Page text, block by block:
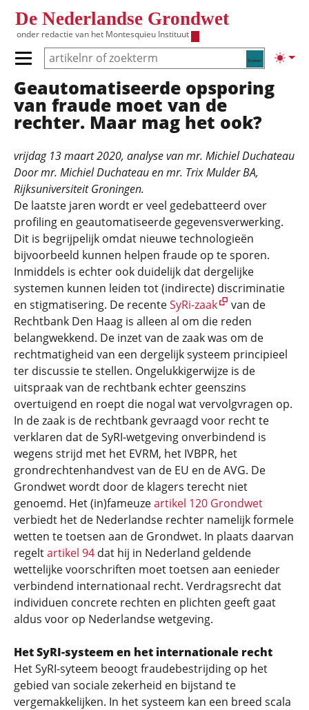
De Nederlandse Grondwet
onder redactie van het Montesquieu Instituut
Zoeken
Primair menu tonen/verbergen
Hoofdnavigatie
Geautomatiseerde opsporing
van fraude moet van de
rechter. Maar mag het ook?
vrijdag 13 maart 2020, analyse vanmr. Michiel Duchateau
Door mr. Michiel Duchateau en mr. Trix Mulder BA,
Rijksuniversiteit Groningen.
De laatste jaren wordt er veel gedebatteerd over
profiling en geautomatiseerde gegevensverwerking.
Dit is begrijpelijk omdat nieuwe technologieën
bijvoorbeeld kunnen helpen fraude op te sporen.
Inmiddels is echter ook duidelijk dat dergelijke
systemen kunnen leiden tot (indirecte) discriminatie
en stigmatisering. De recenteSyRi-zaak
van de
Rechtbank Den Haag is alleen al om die reden
belangwekkend. De inzet van de zaak was om de
rechtmatigheid van een dergelijk systeem principieel
ter discussie te stellen. Ongelukkigerwijze is de
uitspraak van de rechtbank echter geenszins
overtuigend en roept die nogal wat vervolgvragen op.
In de zaak is de rechtbank gevraagd voor recht te
verklaren dat de SyRI-wetgeving onverbindend is
wegens strijd met het EVRM, het IVBPR, het
grondrechtenhandvest van de EU en de AVG. De
Grondwet wordt door de klagers terecht niet
genoemd. Het (in)fameuzeartikel 120 Grondwet
verbiedt het de Nederlandse rechter namelijk formele
wetten te toetsen aan de Grondwet. In plaats daarvan
regeltartikel 94 dat hij in Nederland geldende
wettelijke voorschriften moet toetsen aan eenieder
verbindend internationaal recht. Verdragsrecht dat
individuen concrete rechten en plichten geeft gaat
aldus voor op Nederlandse wetgeving.
Het SyRI-systeem en het internationale recht
Het SyRI-syteem beoogt fraudebestrijding op het
gebied van sociale zekerheid en bijstand te
vergemakkelijken. In het systeem kan een breed scala